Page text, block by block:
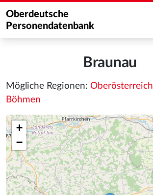
Oberdeutsche
Personendatenbank
Braunau
Mögliche Regionen: Oberösterreich
Böhmen
+
−